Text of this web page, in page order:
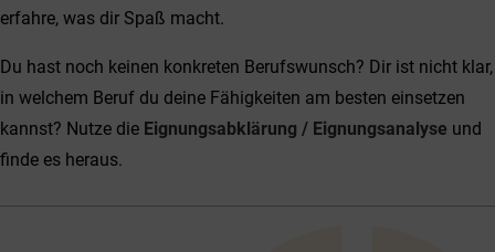
erfahre, was dir Spaß macht.
Du hast noch keinen konkreten Berufswunsch? Dir ist nicht klar,
in welchem Beruf du deine Fähigkeiten am besten einsetzen
kannst? Nutze die Eignungsabklärung / Eignungsanalyse und
finde es heraus.